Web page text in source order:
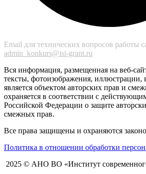
Email для технических вопросов работы
admin_konkurs@isi-grant.ru
Вся информация, размещенная на веб-
тексты, фотоизображения, иллюстрации,
является объектом авторских прав и
охраняется в соответствии с
Российской Федерации о защите
смежных прав.
Все права защищены и охраняются
Политика в отношении обработки
2025 © АНО ВО «Институт